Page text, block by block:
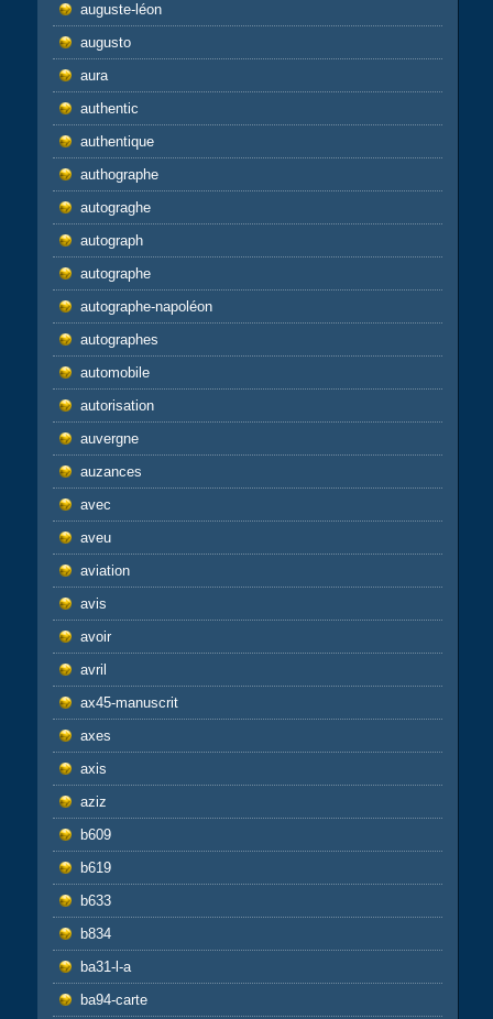
auguste-léon
augusto
aura
authentic
authentique
authographe
autograghe
autograph
autographe
autographe-napoléon
autographes
automobile
autorisation
auvergne
auzances
avec
aveu
aviation
avis
avoir
avril
ax45-manuscrit
axes
axis
aziz
b609
b619
b633
b834
ba31-l-a
ba94-carte